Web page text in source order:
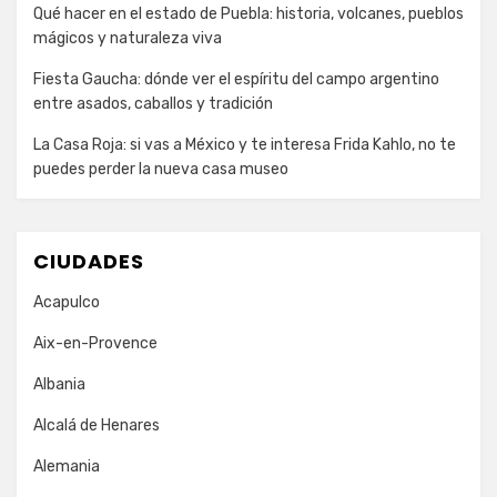
Qué hacer en el estado de Puebla: historia, volcanes, pueblos
mágicos y naturaleza viva
Fiesta Gaucha: dónde ver el espíritu del campo argentino
entre asados, caballos y tradición
La Casa Roja: si vas a México y te interesa Frida Kahlo, no te
puedes perder la nueva casa museo
CIUDADES
Acapulco
Aix-en-Provence
Albania
Alcalá de Henares
Alemania